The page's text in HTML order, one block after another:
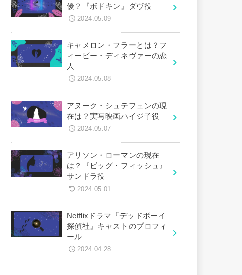
優？『ボドキン』ダヴ役
2024.05.09
キャメロン・フラーとは？フ
ィービー・ディネヴァーの恋
人
2024.05.08
アヌーク・シュテフェンの現
在は？実写映画ハイジ子役
2024.05.07
アリソン・ローマンの現在
は？『ビッグ・フィッシュ』
サンドラ役
2024.05.01
Netflixドラマ『デッドボーイ
探偵社』キャストのプロフィ
ール
2024.04.28